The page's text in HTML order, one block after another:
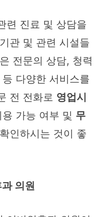
련 진료 및 상담을
관 및 관련 시설들
전문의 상담, 청력
다양한 서비스를
전 전화로 영업시
가능 여부 및 무
인하시는 것이 좋
의원